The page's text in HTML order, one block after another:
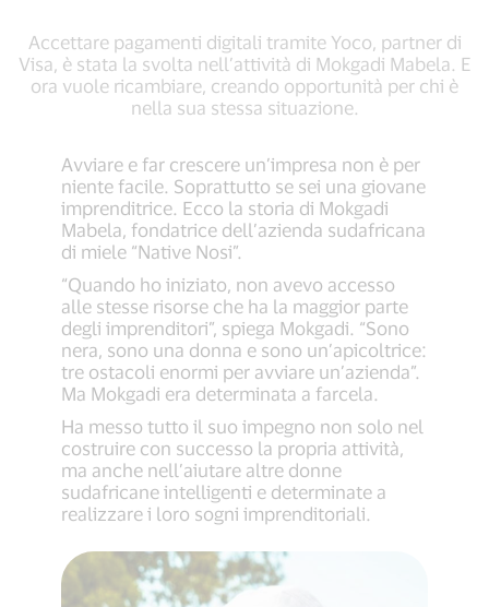
Accettare pagamenti digitali tramite Yoco, partner di
Visa, è stata la svolta nell’attività di Mokgadi Mabela. E
ora vuole ricambiare, creando opportunità per chi è
nella sua stessa situazione.
Avviare e far crescere un’impresa non è per
niente facile. Soprattutto se sei una giovane
imprenditrice. Ecco la storia di Mokgadi
Mabela, fondatrice dell’azienda sudafricana
di miele “Native Nosi”.
“Quando ho iniziato, non avevo accesso
alle stesse risorse che ha la maggior parte
degli imprenditori”, spiega Mokgadi. “Sono
nera, sono una donna e sono un’apicoltrice:
tre ostacoli enormi per avviare un’azienda”.
Ma Mokgadi era determinata a farcela.
Ha messo tutto il suo impegno non solo nel
costruire con successo la propria attività,
ma anche nell’aiutare altre donne
sudafricane intelligenti e determinate a
realizzare i loro sogni imprenditoriali.